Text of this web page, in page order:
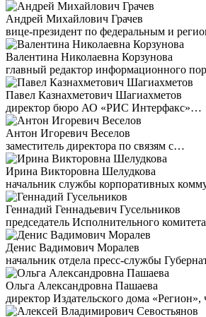
Андрей Михайлович Грачев
вице-президент по федеральным и
Валентина Николаевна Корзунова
главный редактор информационного
Павел Казнахметович Шагиахметов
директор бюро АО «РИС Интерфакс»…
Антон Игоревич Веселов
заместитель директора по связям с…
Ирина Викторовна Шелудкова
начальник службы корпоративных
Геннадий Геннадьевич Гусельников
председатель Исполнительного
Денис Вадимович Моралев
начальник отдела пресс-службы
Ольга Александровна Пашаева
директор Издательского дома